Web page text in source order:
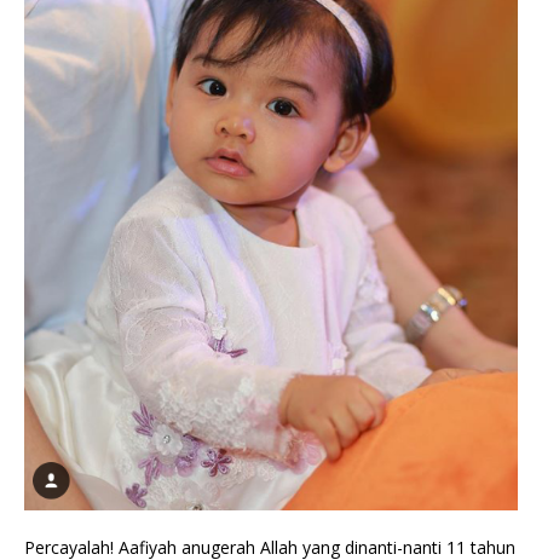
Percayalah! Aafiyah anugerah Allah yang dinanti-nanti 11 tahun